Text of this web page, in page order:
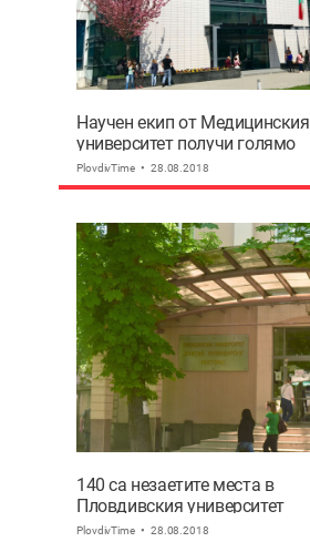
Научен екип от Медицинския
университет получи голямо
признание
PlovdivTime 28.08.2018
140 са незаетите места в
Пловдивския университет
PlovdivTime 28.08.2018